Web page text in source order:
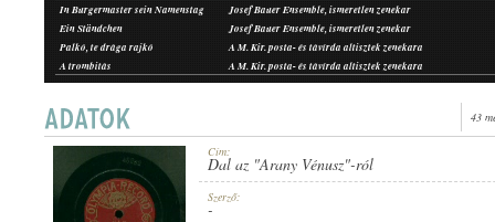
MŰFAJ: KUPLÉ
MEGJELENÉS IDEJE: 1908 KÖRÜL
In Burgermaster sein Namenstag
Josef Bauer Ensemble, ismeretlen zenekar
Ein Ständchen
Josef Bauer Ensemble, ismeretlen zenekar
Palkó, te drága rajkó
A M. Kir. posta- és távírda altisztek zenekara
A trombitás
A M. Kir. posta- és távírda altisztek zenekara
43
Cím:
Dal az "Arany Vénusz"-ról
Szerző:
-